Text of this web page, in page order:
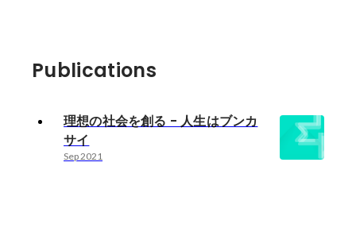
Publications
理想の社会を創る - 人生はブンカ
サイ
Sep 2021